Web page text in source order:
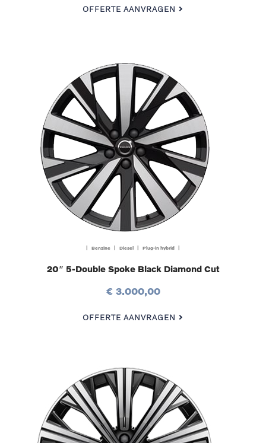
OFFERTE AANVRAGEN
| Benzine | Diesel | Plug-in hybrid |
20″ 5-Double Spoke Black Diamond Cut
€ 3.000,00
OFFERTE AANVRAGEN